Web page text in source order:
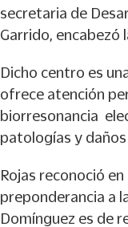
secretaria de
Garrido, encabezó
Dicho centro es
ofrece atención
biorresonancia
patologías y
Rojas reconoció
preponderancia a
Domínguez es de